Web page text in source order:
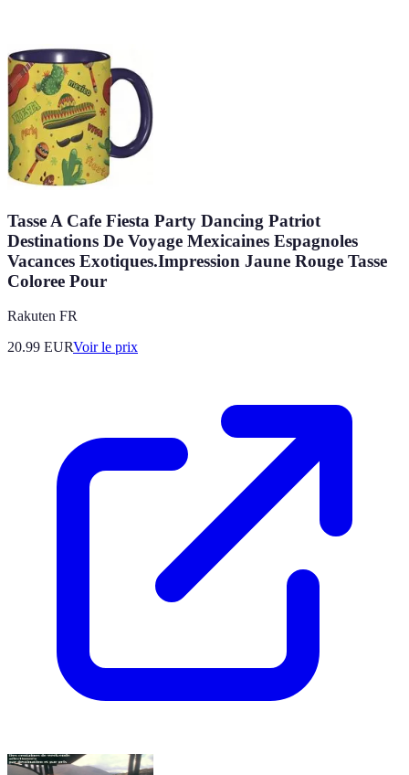
Tasse A Cafe Fiesta Party Dancing Patriot
Destinations De Voyage Mexicaines Espagnoles
Vacances Exotiques.Impression Jaune Rouge Tasse
Coloree Pour
Rakuten FR
20.99 EURVoir le prix